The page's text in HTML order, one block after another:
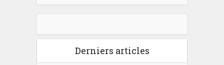
Derniers articles